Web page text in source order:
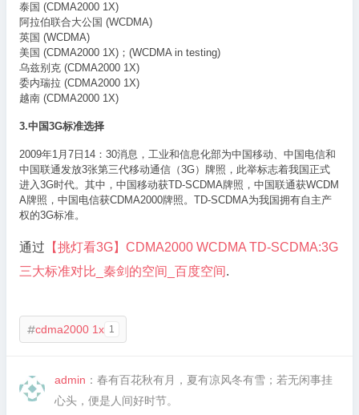
泰国 (CDMA2000 1X)
阿拉伯联合大公国 (WCDMA)
英国 (WCDMA)
美国 (CDMA2000 1X)；(WCDMA in testing)
乌兹别克 (CDMA2000 1X)
委内瑞拉 (CDMA2000 1X)
越南 (CDMA2000 1X)
3.中国3G标准选择
2009年1月7日14：30消息，工业和信息化部为中国移动、中国电信和
中国联通发放3张第三代移动通信（3G）牌照，此举标志着我国正式
进入3G时代。其中，中国移动获TD-SCDMA牌照，中国联通获WCDM
A牌照，中国电信获CDMA2000牌照。TD-SCDMA为我国拥有自主产
权的3G标准。
通过 【挑灯看3G】CDMA2000 WCDMA TD-SCDMA:3G
三大标准对比_秦剑的空间_百度空间.
cdma2000 1x 1
admin ：春有百花秋有月，夏有凉风冬有雪；若无闲事挂
心头，便是人间好时节。